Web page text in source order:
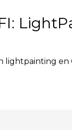
lightpainting